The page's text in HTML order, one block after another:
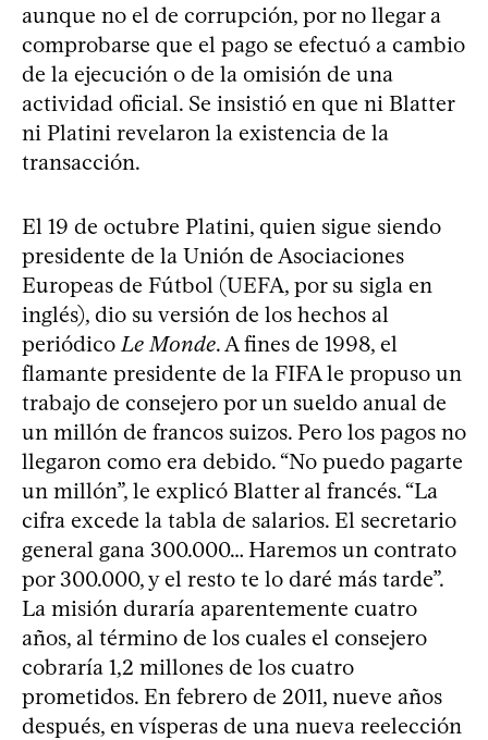
aunque no el de corrupción, por no llegar a
comprobarse que el pago se efectuó a cambio
de la ejecución o de la omisión de una
actividad oficial. Se insistió en que ni Blatter
ni Platini revelaron la existencia de la
transacción.
El 19 de octubre Platini, quien sigue siendo
presidente de la Unión de Asociaciones
Europeas de Fútbol (UEFA, por su sigla en
inglés), dio su versión de los hechos al
periódico Le Monde. A fines de 1998, el
flamante presidente de la FIFA le propuso un
trabajo de consejero por un sueldo anual de
un millón de francos suizos. Pero los pagos no
llegaron como era debido. “No puedo pagarte
un millón”, le explicó Blatter al francés. “La
cifra excede la tabla de salarios. El secretario
general gana 300.000… Haremos un contrato
por 300.000, y el resto te lo daré más tarde”.
La misión duraría aparentemente cuatro
años, al término de los cuales el consejero
cobraría 1,2 millones de los cuatro
prometidos. En febrero de 2011, nueve años
después, en vísperas de una nueva reelección